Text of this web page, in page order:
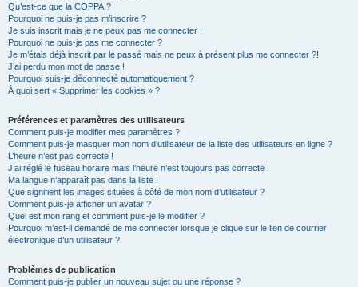
Qu’est-ce que la COPPA ?
Pourquoi ne puis-je pas m’inscrire ?
Je suis inscrit mais je ne peux pas me connecter !
Pourquoi ne puis-je pas me connecter ?
Je m’étais déjà inscrit par le passé mais ne peux à présent plus me connecter ?!
J’ai perdu mon mot de passe !
Pourquoi suis-je déconnecté automatiquement ?
À quoi sert « Supprimer les cookies » ?
Préférences et paramètres des utilisateurs
Comment puis-je modifier mes paramètres ?
Comment puis-je masquer mon nom d’utilisateur de la liste des utilisateurs en ligne ?
L’heure n’est pas correcte !
J’ai réglé le fuseau horaire mais l’heure n’est toujours pas correcte !
Ma langue n’apparaît pas dans la liste !
Que signifient les images situées à côté de mon nom d’utilisateur ?
Comment puis-je afficher un avatar ?
Quel est mon rang et comment puis-je le modifier ?
Pourquoi m’est-il demandé de me connecter lorsque je clique sur le lien de courrier
électronique d’un utilisateur ?
Problèmes de publication
Comment puis-je publier un nouveau sujet ou une réponse ?